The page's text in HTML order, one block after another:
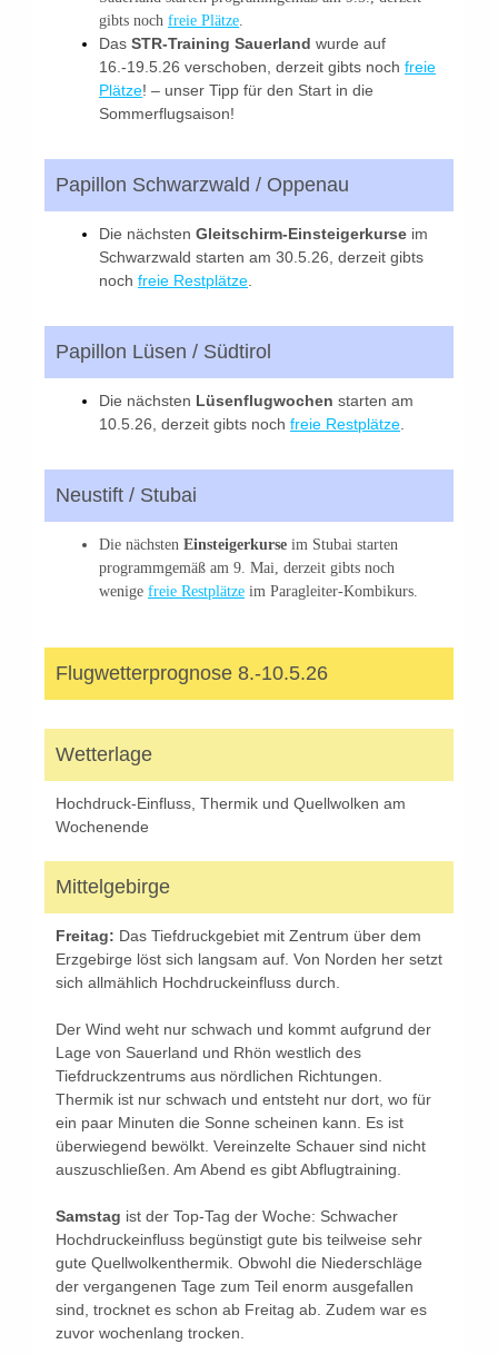
gibts noch freie Plätze.
Das STR-Training Sauerland wurde auf
16.-19.5.26 verschoben, derzeit gibts noch freie
Plätze! – unser Tipp für den Start in die
Sommerflugsaison!
Papillon Schwarzwald / Oppenau
Die nächsten Gleitschirm-Einsteigerkurse im
Schwarzwald starten am 30.5.26, derzeit gibts
noch freie Restplätze
Papillon Lüsen / Südtirol
Die nächsten Lüsenflugwochen starten am
10.5.26, derzeit gibts noch freie Restplätze
Neustift / Stubai
Die nächsten Einsteigerkurse im Stubai starten
programmgemäß am 9. Mai, derzeit gibts noch
wenige freie Restplätze im Paragleiter-Kombikurs.
Flugwetterprognose 8.-10.5.26
Wetterlage
Hochdruck-Einfluss, Thermik und Quellwolken am
Wochenende
Mittelgebirge
Freitag: Das Tiefdruckgebiet mit Zentrum über dem
Erzgebirge löst sich langsam auf. Von Norden her setzt
sich allmählich Hochdruckeinfluss durch.
Der Wind weht nur schwach und kommt aufgrund der
Lage von Sauerland und Rhön westlich des
Tiefdruckzentrums aus nördlichen Richtungen.
Thermik ist nur schwach und entsteht nur dort, wo für
ein paar Minuten die Sonne scheinen kann. Es ist
überwiegend bewölkt. Vereinzelte Schauer sind nicht
auszuschließen. Am Abend es gibt Abflugtraining.
Samstag ist der Top-Tag der Woche: Schwacher
Hochdruckeinfluss begünstigt gute bis teilweise sehr
gute Quellwolkenthermik. Obwohl die Niederschläge
der vergangenen Tage zum Teil enorm ausgefallen
sind, trocknet es schon ab Freitag ab. Zudem war es
zuvor wochenlang trocken.